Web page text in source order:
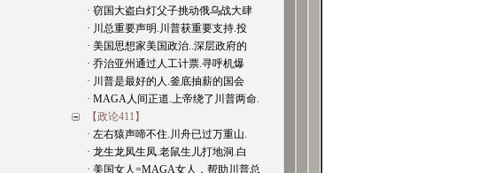
· 窃国大盗白灯父子挑动俄乌战大肆
· 川总重要声明.川普获重要支持.投
· 美国思想家美国政治..深层政府的
· 乔治亚州通过人工计票.寻呼机爆
· 川普是最好的人.釜底抽薪的国会
· MAGA人间正道.上帝绕了川普两命.
【政论411】
· 左右猿声啼不住.川舟已过万重山.
· 龙生龙凤生凤.老鼠生儿打地洞.白
· 美国女人=MAGA女人，帮助川普总